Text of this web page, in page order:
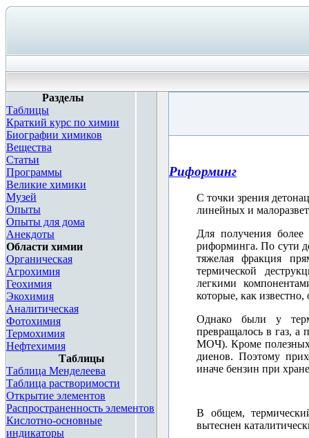
Разделы
Таблицы
Краткий курс по химии
Биографии химиков
Вещества
Статьи
Программы
Великие химики
Музей
Опыты
Опыты для дома
Анекдоты
Области химии
Органическая
Агрохимия
Геохимия
Экохимия
Аналитическая
Фотохимия
Термохимия
Нефтехимия
Таблицы
Таблица Менделеева
Таблица растворимости
Открытие элементов
Распространенность элементов
Кислотно-основные
индикаторы
Риформинг
С точки зрения
линейных и
Для получения более
риформинга. По сути
тяжелая фракция
термической
легкими
которые, как
Однако были у
превращалось в газ, а
МОЧ). Кроме полезных
диенов. Поэтому
иначе бензин при
href="http://
В общем,
вытеснен